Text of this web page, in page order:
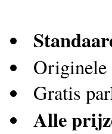
Originele
Gratis
Alle